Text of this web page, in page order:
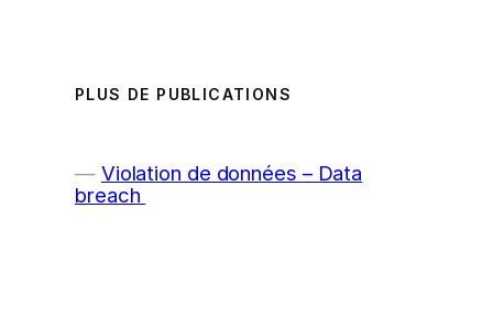
PLUS DE PUBLICATIONS
Violation de données – Data
breach